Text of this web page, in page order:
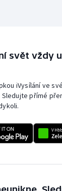
svět vždy
iVysílání ve
přímé